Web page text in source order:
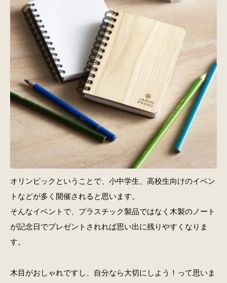
オリンピックということで、小中学生、高校生向けのイベン
トなどが多く開催されると思います。
そんなイベントで、プラスチック製品ではなく木製のノート
が記念日でプレゼントされれば思い出に残りやすくなりま
す。
木目がおしゃれですし、自分なら大切にしよう！って思いま